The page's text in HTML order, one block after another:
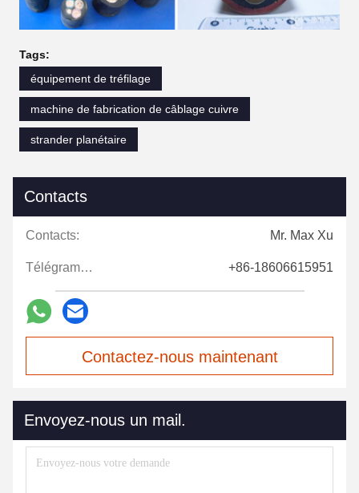
Tags:
équipement de tréfilage
machine de fabrication de câblage cuivre
strander planétaire
Contacts
Contacts: Mr. Max Xu
Télégramme: +86-18606615951
Contactez-nous maintenant
Envoyez-nous un mail.